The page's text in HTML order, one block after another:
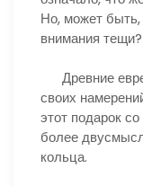
Но, может быть,
внимания тещи?
Древние
своих
этот подарок
более
кольца.